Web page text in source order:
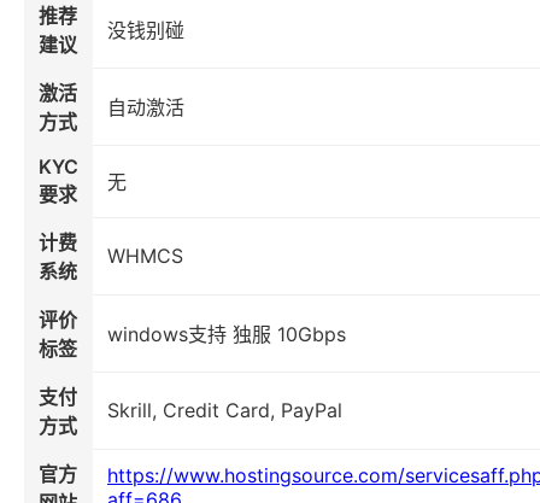
推荐
建议
没钱别碰
激活
方式
自动激活
KYC
要求
无
计费
系统
WHMCS
评价
标签
windows支持 独服 10Gbps
支付
方式
Skrill, Credit Card, PayPal
官方
https://www.hostingsource.com/